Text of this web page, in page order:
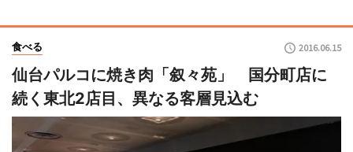
食べる 2016.06.15
仙台パルコに焼き肉「叙々苑」 国分町店に
続く東北2店目、異なる客層見込む